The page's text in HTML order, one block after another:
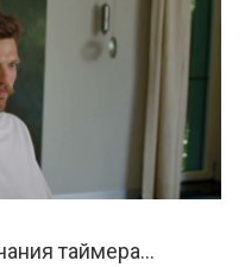
таймера...